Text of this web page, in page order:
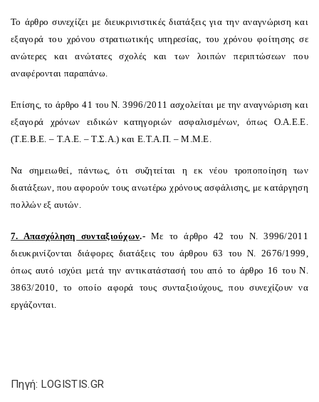
Το άρθρο συνεχίζει με διευκρινιστικές διατάξεις για την αναγνώριση και
εξαγορά του χρόνου στρατιωτικής υπηρεσίας, του χρόνου φοίτησης σε
ανώτερες και ανώτατες σχολές και των λοιπών περιπτώσεων που
αναφέρονται παραπάνω.
Επίσης, το άρθρο 41 του Ν. 3996/2011 ασχολείται με την αναγνώριση και
εξαγορά χρόνων ειδικών κατηγοριών ασφαλισμένων, όπως Ο.Α.Ε.Ε.
(Τ.Ε.Β.Ε. – Τ.Α.Ε. – Τ.Σ.Α.) και Ε.Τ.Α.Π. – Μ.Μ.Ε.
Να σημειωθεί, πάντως, ότι συζητείται η εκ νέου τροποποίηση των
διατάξεων, που αφορούν τους ανωτέρω χρόνους ασφάλισης, με κατάργηση
πολλών εξ αυτών.
7. Απασχόληση συνταξιούχων.-Με το άρθρο 42 του Ν. 3996/2011
διευκρινίζονται διάφορες διατάξεις του άρθρου 63 του Ν. 2676/1999,
όπως αυτό ισχύει μετά την αντικατάστασή του από το άρθρο 16 του Ν.
3863/2010, το οποίο αφορά τους συνταξιούχους, που συνεχίζουν να
εργάζονται.
Πηγή: LOGISTIS.GR